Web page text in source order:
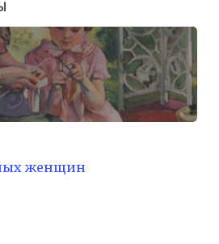
женщин